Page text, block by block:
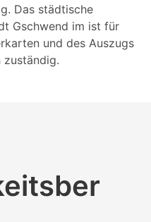
Das städtische
Gschwend im ist für
und des Auszugs
zuständig.